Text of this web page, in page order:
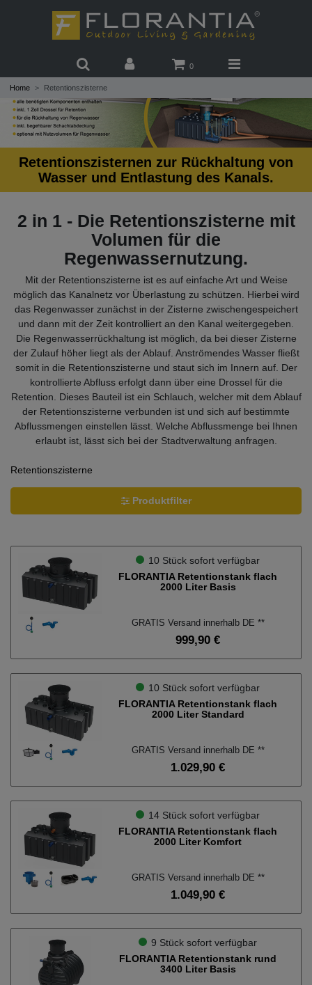
0
Home Retentionszisterne
Retentionszisternen zur Rückhaltung von
Wasser und Entlastung des Kanals.
2 in 1 - Die Retentionszisterne mit
Volumen für die
Regenwassernutzung.
Mit der Retentionszisterne ist es auf einfache Art und Weise
möglich das Kanalnetz vor Überlastung zu schützen. Hierbei wird
das Regenwasser zunächst in der Zisterne zwischengespeichert
und dann mit der Zeit kontrolliert an den Kanal weitergegeben.
Die Regenwasserrückhaltung ist möglich, da bei dieser Zisterne
der Zulauf höher liegt als der Ablauf. Anströmendes Wasser fließt
somit in die Retentionszisterne und staut sich im Innern auf. Der
kontrollierte Abfluss erfolgt dann über eine Drossel für die
Retention. Dieses Bauteil ist ein Schlauch, welcher mit dem Ablauf
der Retentionszisterne verbunden ist und sich auf bestimmte
Abflussmengen einstellen lässt. Welche Abflussmenge bei Ihnen
erlaubt ist, lässt sich bei der Stadtverwaltung anfragen.
Retentionszisterne
Produktfilter
Deckel, Zulauf, Siphon
Deckel, Korbfilter, Siphon
Deckel, Zisternenfilter, Zulauf, Siphon
Geeignet für Dachflächen.
bis ca. 80 qm
ca. 80 bis 150 qm
ca. 150 bis 300 qm
1.000l - 3.000l
3.000l - 5.000l
5.000l - 7.500l
Flachtank
Rundtank
10 Stück sofort verfügbar
FLORANTIA Retentionstank flach
2000 Liter Basis
GRATIS Versand innerhalb DE **
999,90 €
10 Stück sofort verfügbar
FLORANTIA Retentionstank flach
2000 Liter Standard
GRATIS Versand innerhalb DE **
1.029,90 €
14 Stück sofort verfügbar
FLORANTIA Retentionstank flach
2000 Liter Komfort
GRATIS Versand innerhalb DE **
1.049,90 €
9 Stück sofort verfügbar
FLORANTIA Retentionstank rund
3400 Liter Basis